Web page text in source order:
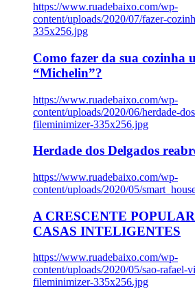
https://www.ruadebaixo.com/wp-
content/uploads/2020/07/fazer-
335x256.jpg
Como fazer da sua cozinha
“Michelin”?
https://www.ruadebaixo.com/wp-
content/uploads/2020/06/herdade-
fileminimizer-335x256.jpg
Herdade dos Delgados
https://www.ruadebaixo.com/wp-
content/uploads/2020/05/
A CRESCENTE
CASAS INTELIGENTES
https://www.ruadebaixo.com/wp-
content/uploads/2020/05/sao-rafael-
fileminimizer-335x256.jpg